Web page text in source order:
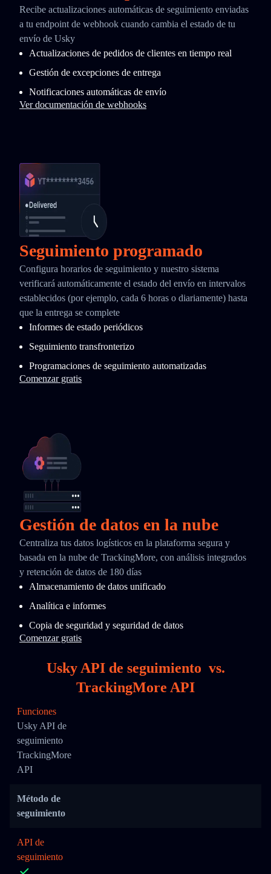
Recibe actualizaciones automáticas de seguimiento enviadas
a tu endpoint de webhook cuando cambia el estado de tu
envío de Usky
Actualizaciones de pedidos de clientes en tiempo real
Gestión de excepciones de entrega
Notificaciones automáticas de envío
Ver documentación de webhooks
Seguimiento programado
Configura horarios de seguimiento y nuestro sistema
verificará automáticamente el estado del envío en intervalos
establecidos (por ejemplo, cada 6 horas o diariamente) hasta
que la entrega se complete
Informes de estado periódicos
Seguimiento transfronterizo
Programaciones de seguimiento automatizadas
Comenzar gratis
Gestión de datos en la nube
Centraliza tus datos logísticos en la plataforma segura y
basada en la nube de TrackingMore, con análisis integrados
y retención de datos de 180 días
Almacenamiento de datos unificado
Analítica e informes
Copia de seguridad y seguridad de datos
Comenzar gratis
Usky API de seguimiento vs.
TrackingMore API
Funciones
Usky API de
seguimiento
TrackingMore
API
Método de
seguimiento
API de
seguimiento